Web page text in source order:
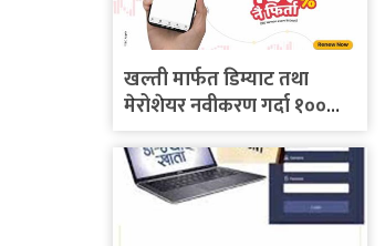
खल्ती मार्फत डिम्याट तथा
मेरोशेयर नवीकरण गर्दा १००%